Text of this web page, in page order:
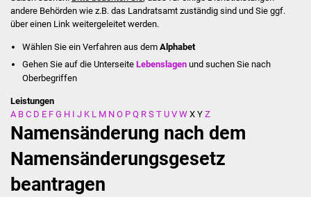
Jugendbeirat
Summerrockfestival
Stadtverwaltung
Ansprechpartner
andere Behörden wie z.B. das Landratsamt zuständig sind und Sie ggf.
über einen Link weitergeleitet werden.
Wählen Sie ein Verfahren aus dem Alphabet
Gehen Sie auf die UnterseiteLebenslagen und suchen Sie nach
Oberbegriffen
Leistungen
A B C D E F G H I J K L M N O P Q R S T U V W X Y Z
Namensänderung nach dem
Namensänderungsgesetz
beantragen